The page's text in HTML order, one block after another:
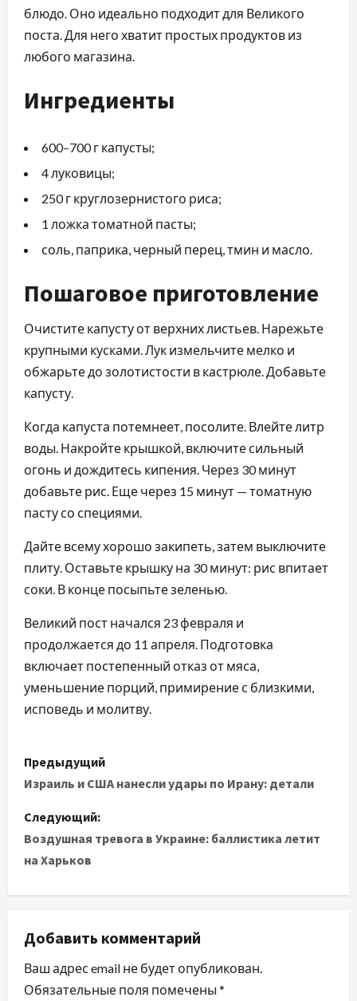
блюдо. Оно идеально подходит для Великого
поста. Для него хватит простых продуктов из
любого магазина.
Ингредиенты
600–700 г капусты;
4 луковицы;
250 г круглозернистого риса;
1 ложка томатной пасты;
соль, паприка, черный перец, тмин и масло.
Пошаговое приготовление
Очистите капусту от верхних листьев. Нарежьте
крупными кусками. Лук измельчите мелко и
обжарьте до золотистости в кастрюле. Добавьте
капусту.
Когда капуста потемнеет, посолите. Влейте литр
воды. Накройте крышкой, включите сильный
огонь и дождитесь кипения. Через 30 минут
добавьте рис. Еще через 15 минут — томатную
пасту со специями.
Дайте всему хорошо закипеть, затем выключите
плиту. Оставьте крышку на 30 минут: рис впитает
соки. В конце посыпьте зеленью.
Великий пост начался 23 февраля и
продолжается до 11 апреля. Подготовка
включает постепенный отказ от мяса,
уменьшение порций, примирение с близкими,
исповедь и молитву.
Н
а
в
и
г
ц
и
Предыдущий
Израиль и США нанесли удары по Ирану: детали
Следующий:
Воздушная тревога в Украине: баллистика летит
на Харьков
Добавить комментарий
Ваш адрес email не будет опубликован.
Обязательные поля помечены *